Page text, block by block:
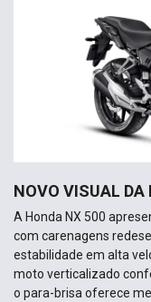
NOVO VISUAL DA
A Honda NX 500
com carenagens
estabilidade em alta
moto verticalizado
o para-brisa oferece